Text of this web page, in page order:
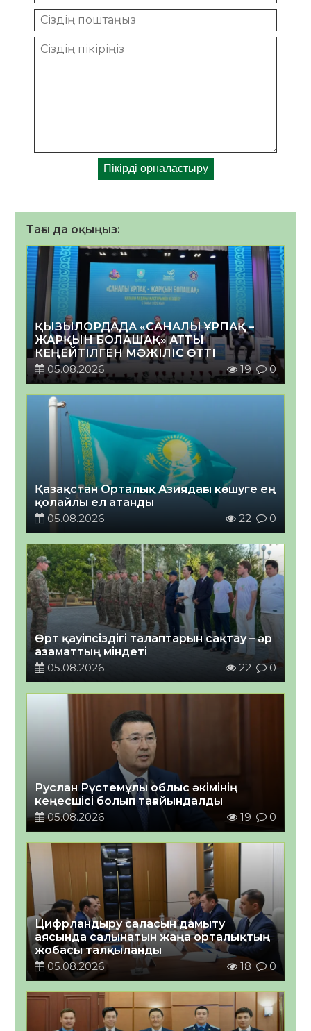
Тағы да оқыңыз:
ҚЫЗЫЛОРДАДА «САНАЛЫ ҰРПАҚ –
ЖАРҚЫН БОЛАШАҚ» АТТЫ
КЕҢЕЙТІЛГЕН МӘЖІЛІС ӨТТІ
05.08.2026
19 0
Қазақстан Орталық Азиядағы көшуге ең
қолайлы ел атанды
05.08.2026
22 0
Өрт қауіпсіздігі талаптарын сақтау – әр
азаматтың міндеті
05.08.2026
22 0
Руслан Рүстемұлы облыс әкімінің
кеңесшісі болып тағайындалды
05.08.2026
19 0
Цифрландыру саласын дамыту
аясында салынатын жаңа орталықтың
жобасы талқыланды
05.08.2026
18 0